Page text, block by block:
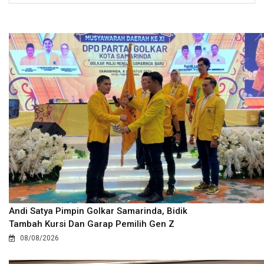
Andi Satya Pimpin Golkar Samarinda, Bidik
Tambah Kursi Dan Garap Pemilih Gen Z
08/08/2026